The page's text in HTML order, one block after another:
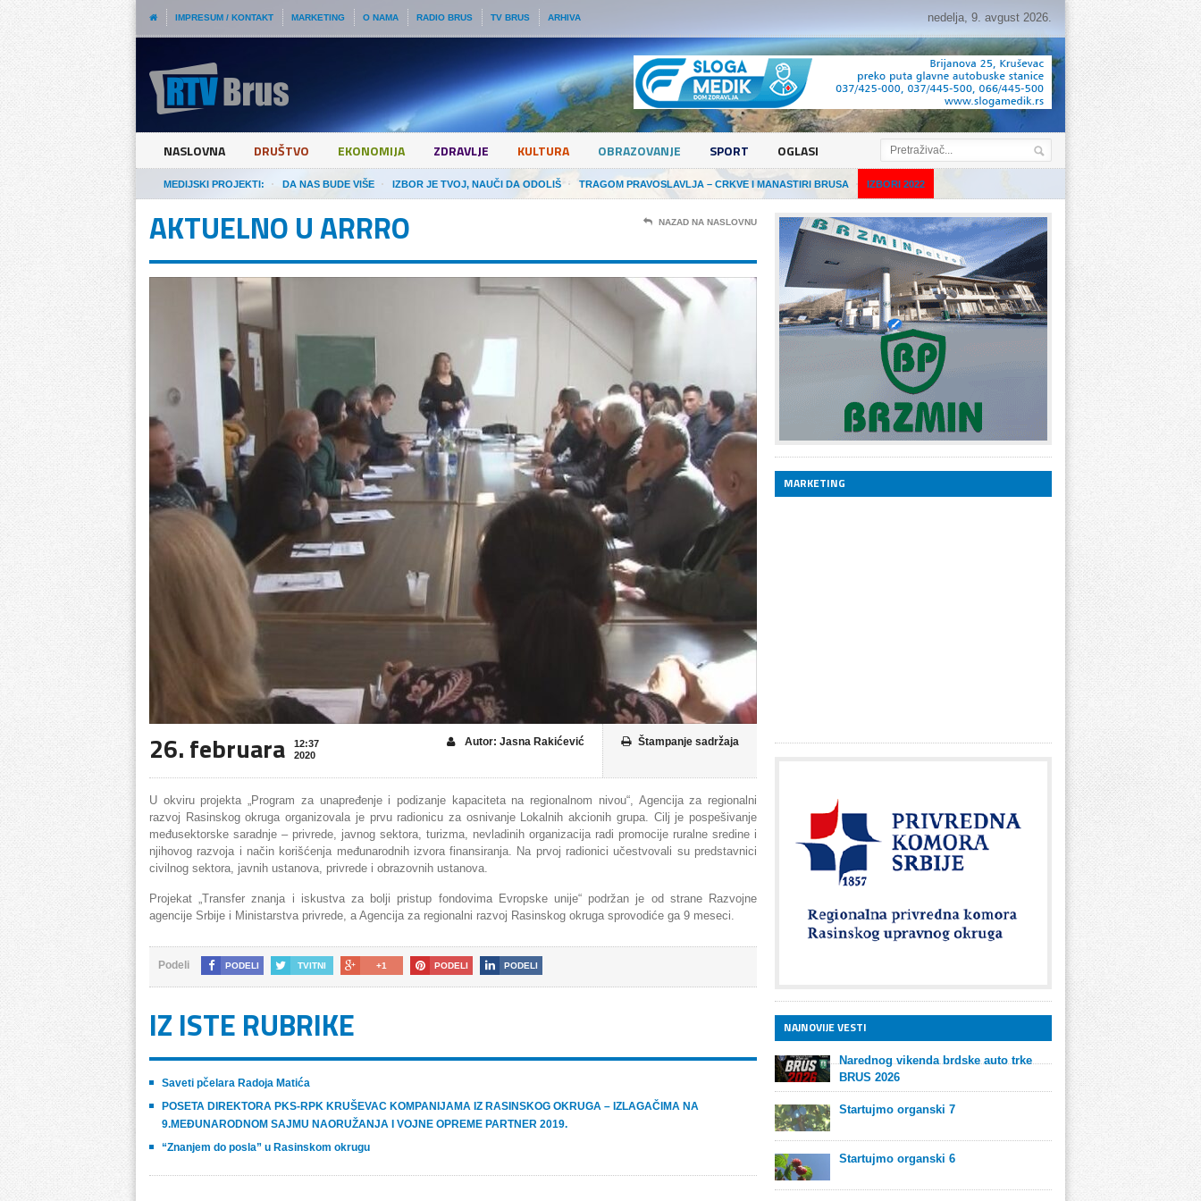
IMPRESUM / KONTAKT MARKETING O NAMA RADIO BRUS TV BRUS ARHIVA nedelja, 9. avgust 2026.
NASLOVNA DRUŠTVO EKONOMIJA ZDRAVLJE KULTURA OBRAZOVANJE SPORT OGLASI
MEDIJSKI PROJEKTI: DA NAS BUDE VIŠE IZBOR JE TVOJ, NAUČI DA ODOLIŠ TRAGOM PRAVOSLAVLJA – CRKVE I MANASTIRI BRUSA IZBORI 2022
AKTUELNO U ARRRO NAZAD NA NASLOVNU
26. februara
12:37
2020
Štampanje sadržaja
Autor: Jasna Rakićević
U okviru projekta „Program za unapređenje i podizanje kapaciteta na regionalnom nivou“, Agencija za regionalni
razvoj Rasinskog okruga organizovala je prvu radionicu za osnivanje Lokalnih akcionih grupa. Cilj je pospešivanje
međusektorske saradnje – privrede, javnog sektora, turizma, nevladinih organizacija radi promocije ruralne sredine i
njihovog razvoja i način korišćenja međunarodnih izvora finansiranja. Na prvoj radionici učestvovali su predstavnici
civilnog sektora, javnih ustanova, privrede i obrazovnih ustanova.
Projekat „Transfer znanja i iskustva za bolji pristup fondovima Evropske unije“ podržan je od strane Razvojne
agencije Srbije i Ministarstva privrede, a Agencija za regionalni razvoj Rasinskog okruga sprovodiće ga 9 meseci.
Podeli PODELI TVITNI +1 PODELI PODELI
IZ ISTE RUBRIKE
Saveti pčelara Radoja Matića
POSETA DIREKTORA PKS-RPK KRUŠEVAC KOMPANIJAMA IZ RASINSKOG OKRUGA – IZLAGAČIMA NA
9.MEĐUNARODNOM SAJMU NAORUŽANJA I VOJNE OPREME PARTNER 2019.
“Znanjem do posla” u Rasinskom okrugu
MARKETING
NAJNOVIJE VESTI
Narednog vikenda brdske auto trke
BRUS 2026
Startujmo organski 7
Startujmo organski 6